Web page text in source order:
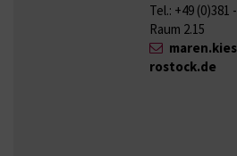
Tel.: +49 (0)381
Raum 2.15
rostock.de